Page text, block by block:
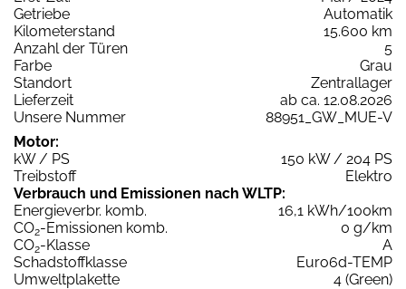
Getriebe
Automatik
Kilometerstand
15.600 km
Anzahl der Türen
5
Farbe
Grau
Standort
Zentrallager
Lieferzeit
ab ca. 12.08.2026
Unsere Nummer
88951_GW_MUE-V
Motor:
kW / PS
150 kW / 204 PS
Treibstoff
Elektro
Verbrauch und Emissionen nach WLTP:
Energieverbr. komb.
16,1 kWh/100km
CO2-Emissionen komb.
0 g/km
CO2-Klasse
A
Schadstoffklasse
Euro6d-TEMP
Umweltplakette
4 (Green)